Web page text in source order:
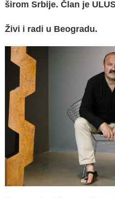
širom Srbije. Član je
Živi i radi u Beogradu.